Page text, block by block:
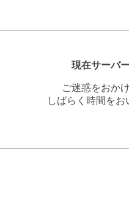
現在サーバ
ご迷惑をおか
しばらく時間を